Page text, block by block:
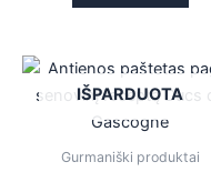
IŠPARDUOTA
Gurmaniški produktai